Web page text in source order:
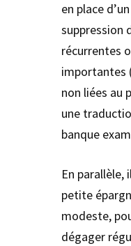
en place
suppression
récurrentes
importantes
non liées au
une
banque
En
petite
modeste,
dégager